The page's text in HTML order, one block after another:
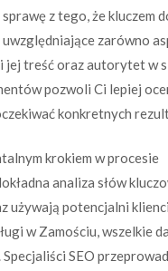
z tego, że kluczem
zarówno
jej treść oraz autorytet w
pozwoli Ci lepiej
konkretnych
krokiem w procesie
analiza słów
używają potencjalni
w Zamościu, wszelkie
SEO